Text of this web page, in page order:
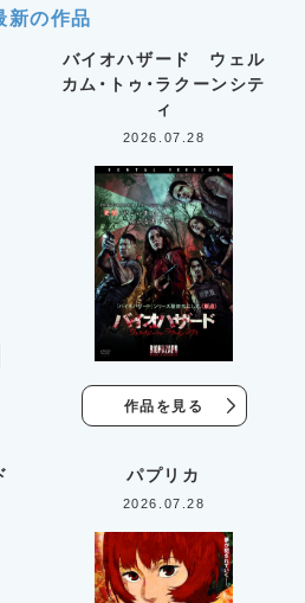
新の作品
バイオハザード ウェル
カム・トゥ・ラクーンシテ
ィ
2026.07.28
作品を見る
パプリカ
2026.07.28